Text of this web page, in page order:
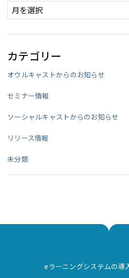
カテゴリー
オウルキャストからのお知らせ
セミナー情報
ソーシャルキャストからのお知らせ
リリース情報
未分類
eラーニングシステムの導